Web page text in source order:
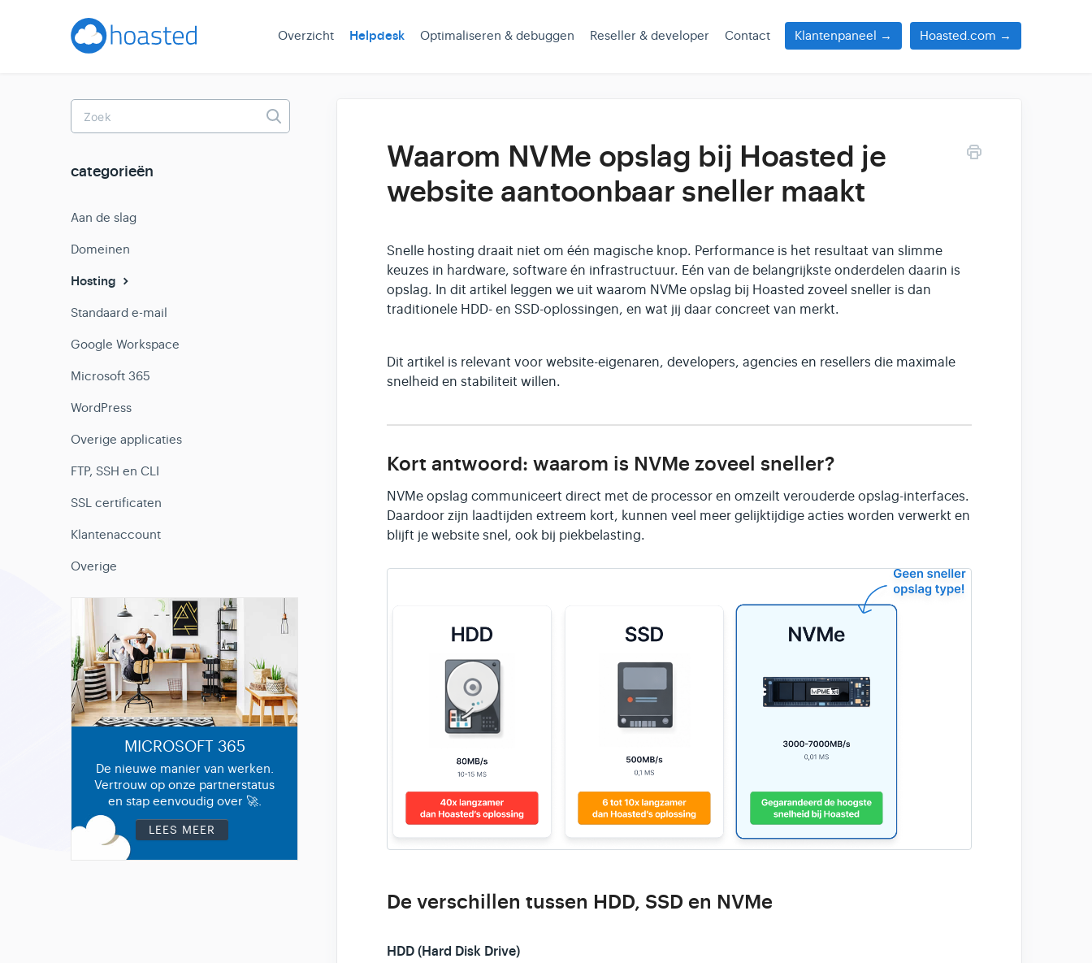
Overzicht Helpdesk Optimaliseren & debuggen Reseller & developer Contact Klantenpaneel → Hoasted.com →
Waarom NVMe opslag bij Hoasted je
website aantoonbaar sneller maakt
Snelle hosting draait niet om één magische knop. Performance is het resultaat van slimme
keuzes in hardware, software én infrastructuur. Eén van de belangrijkste onderdelen daarin is
opslag. In dit artikel leggen we uit waarom NVMe opslag bij Hoasted zoveel sneller is dan
traditionele HDD- en SSD-oplossingen, en wat jij daar concreet van merkt.
Dit artikel is relevant voor website-eigenaren, developers, agencies en resellers die maximale
snelheid en stabiliteit willen.
Kort antwoord: waarom is NVMe zoveel sneller?
NVMe opslag communiceert direct met de processor en omzeilt verouderde opslag-interfaces.
Daardoor zijn laadtijden extreem kort, kunnen veel meer gelijktijdige acties worden verwerkt en
blijft je website snel, ook bij piekbelasting.
De verschillen tussen HDD, SSD en NVMe
HDD (Hard Disk Drive)
Toggle
Search
categorieën
Aan de slag
Domeinen
Hosting
Standaard e-mail
Google Workspace
Microsoft 365
WordPress
Overige applicaties
FTP, SSH en CLI
SSL certificaten
Klantenaccount
Overige
MICROSOFT 365
De nieuwe manier van werken.
Vertrouw op onze partnerstatus
en stap eenvoudig over 🚀.
LEES MEER